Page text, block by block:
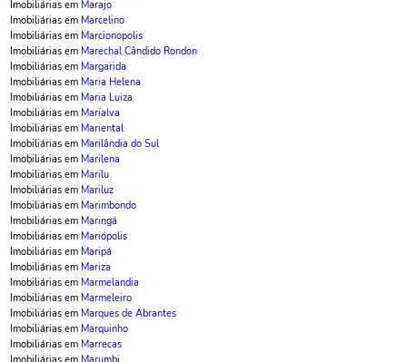
Imobiliárias em Marajo
Imobiliárias em Marcelino
Imobiliárias em Marcionopolis
Imobiliárias em Marechal Cândido Rondon
Imobiliárias em Margarida
Imobiliárias em Maria Helena
Imobiliárias em Maria Luiza
Imobiliárias em Marialva
Imobiliárias em Mariental
Imobiliárias em Marilândia do Sul
Imobiliárias em Marilena
Imobiliárias em Marilu
Imobiliárias em Mariluz
Imobiliárias em Marimbondo
Imobiliárias em Maringá
Imobiliárias em Mariópolis
Imobiliárias em Maripá
Imobiliárias em Mariza
Imobiliárias em Marmelandia
Imobiliárias em Marmeleiro
Imobiliárias em Marques de Abrantes
Imobiliárias em Marquinho
Imobiliárias em Marrecas